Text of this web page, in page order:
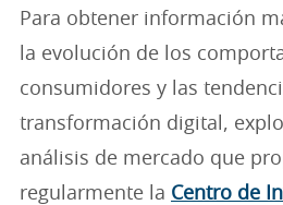
Para obtener información
la evolución de los
consumidores y las
transformación digital,
análisis de mercado que
regularmente la Centro de